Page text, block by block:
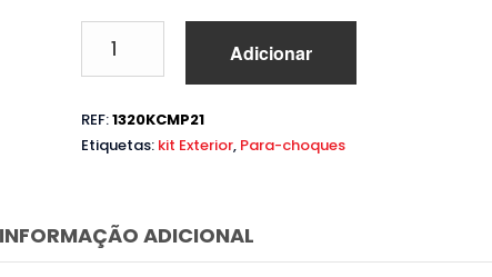
Body
Bmw
Série
a
2022)
Adicionar
REF:1320KCMP21
Etiquetas: kit Exterior, Para-choques
INFORMAÇÃO ADICIONAL